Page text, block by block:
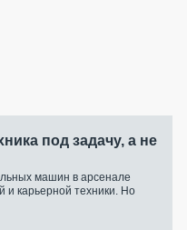
под задачу, а не
машин в арсенале
и карьерной техники. Но